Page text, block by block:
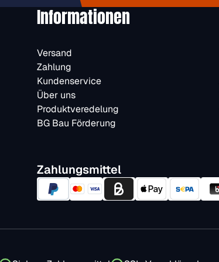
Informationen
Versand
Zahlung
Kundenservice
Über uns
Produktveredelung
BG Bau Förderung
Zahlungsmittel